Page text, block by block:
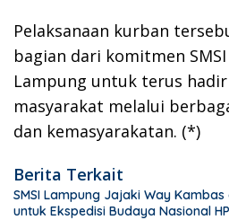
Pelaksanaan kurban
bagian dari komitmen
Lampung untuk terus
masyarakat melalui
dan kemasyarakatan. (*)
Berita Terkait
SMSI Lampung Jajaki Way
untuk Ekspedisi Budaya Nasional